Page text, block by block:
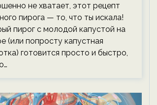
не хватает, этот рецепт
пирога — то, что ты искала!
пирог с молодой капустой на
(или попросту капустная
готовится просто и быстро,